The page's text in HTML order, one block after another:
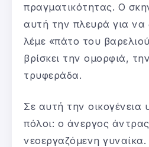
πραγματικότητας. Ο
αυτή την πλευρά για να
λέμε «πάτο του
βρίσκει την ομορφιά,
τρυφεράδα.
Σε αυτή την οικογένεια
πόλοι: ο άνεργος
νεοεργαζόμενη